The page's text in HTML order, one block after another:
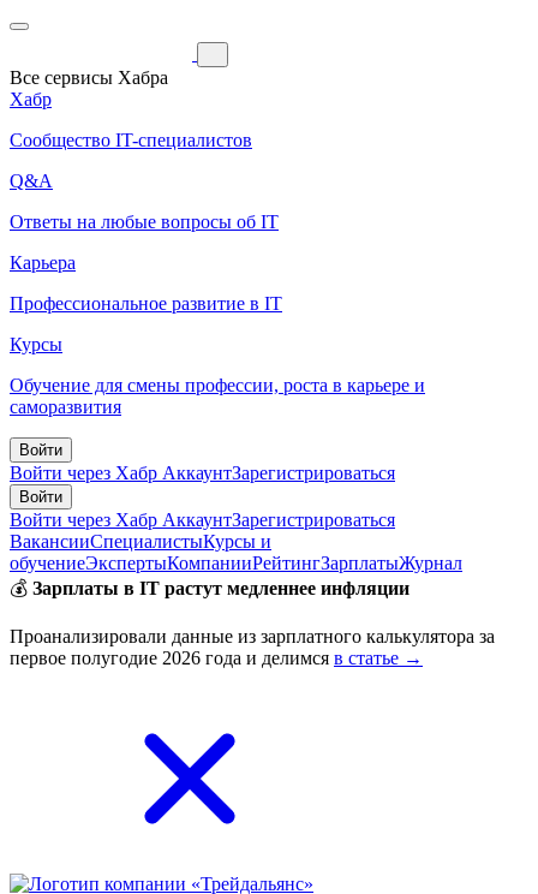
Все сервисы Хабра
Хабр
Сообщество IT-специалистов
Q&A
Ответы на любые вопросы об IT
Карьера
Профессиональное развитие в IT
Курсы
Обучение для смены профессии, роста в карьере и
саморазвития
Войти
Войти через Хабр АккаунтЗарегистрироваться
Войти
Войти через Хабр АккаунтЗарегистрироваться
ВакансииСпециалистыКурсы и
обучениеЭкспертыКомпанииРейтингЗарплатыЖурнал
💰 Зарплаты в IT растут медленнее инфляции
Проанализировали данные из зарплатного калькулятора за
первое полугодие 2026 года и делимся в статье →